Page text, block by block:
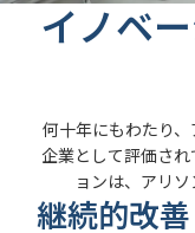
イノベ
何十年にもわたり
企業として評価さ
ョンは、アリ
継続的改善